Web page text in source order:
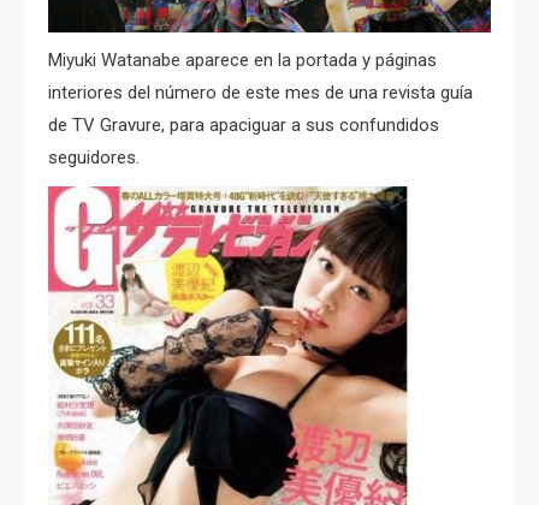
Miyuki Watanabe aparece en la portada y páginas
interiores del número de este mes de una revista guía
de TV Gravure, para apaciguar a sus confundidos
seguidores.